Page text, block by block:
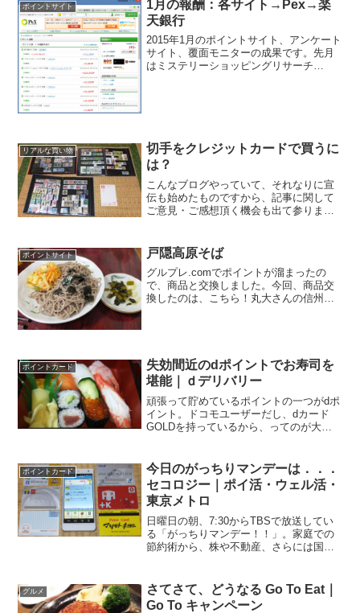
ポイントサイト
1月の報酬：各サイト→Pex→楽
天銀行
2015年1月のポイントサイト、アンケート
サイト、覆面モニターの成果です。先月
はミステリーショッピングリサーチ
リアルな買い物
切手をクレジットカードで買うに
は？
こんなブログやっていて、それなりに宣
伝も始めたものですから、記事に関して
ご意見・ご感想頂く機会も出て参りまし
していて「コンビニでさー、切って買う
とき、クレジットカード...
ポイントサイト 戸隠高原そば
グルプレ.comでポイントが溜まったの
で、商品と交換しました。今回、商品交
換したのは、こちら！丸大さんの信州信
ポイントカード
失効間近のdポイントでお寿司を
堪能｜ｄデリバリー
頑張って貯めているポイントの一つがdポ
イント。ドコモユーザーだし、dカード
GOLDを持っているから、ってのが大き
まるボーナスポイントって、期間・用途
限定dポイントであ...
ポイントカード
今日のがっちりマンデーは．．．
セコロジー｜ポイ活・ウェル活・
東京メトロ
日曜日の朝、7:30からTBSで放送してい
る「がっちりマンデー！！」。家庭での
節約術から、株や不動産、さらには国家
ー番組！？なるほど！って思わせる、仕
事に役立つ情報、満...
グルメ
さてさて、どうなる Go To Eat｜
Go To キャンペーン